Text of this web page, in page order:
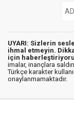
UYARI: Sizlerin
ihmal etmeyin.
için
imalar, inançlara
Türkçe karakter
onaylanmamaktadır.